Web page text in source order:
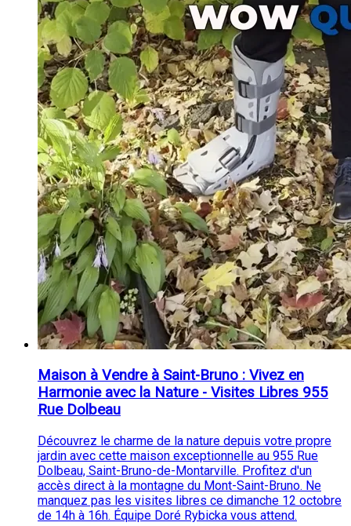
Maison à Vendre à Saint-Bruno : Vivez en
Harmonie avec la Nature - Visites Libres 955
Rue Dolbeau
Découvrez le charme de la nature depuis votre propre
jardin avec cette maison exceptionnelle au 955 Rue
Dolbeau, Saint-Bruno-de-Montarville. Profitez d'un
accès direct à la montagne du Mont-Saint-Bruno. Ne
manquez pas les visites libres ce dimanche 12 octobre
de 14h à 16h. Équipe Doré Rybicka vous attend.